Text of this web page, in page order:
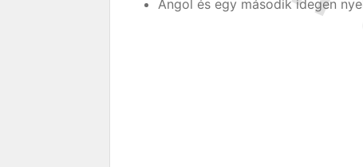
Angol és egy második idegen